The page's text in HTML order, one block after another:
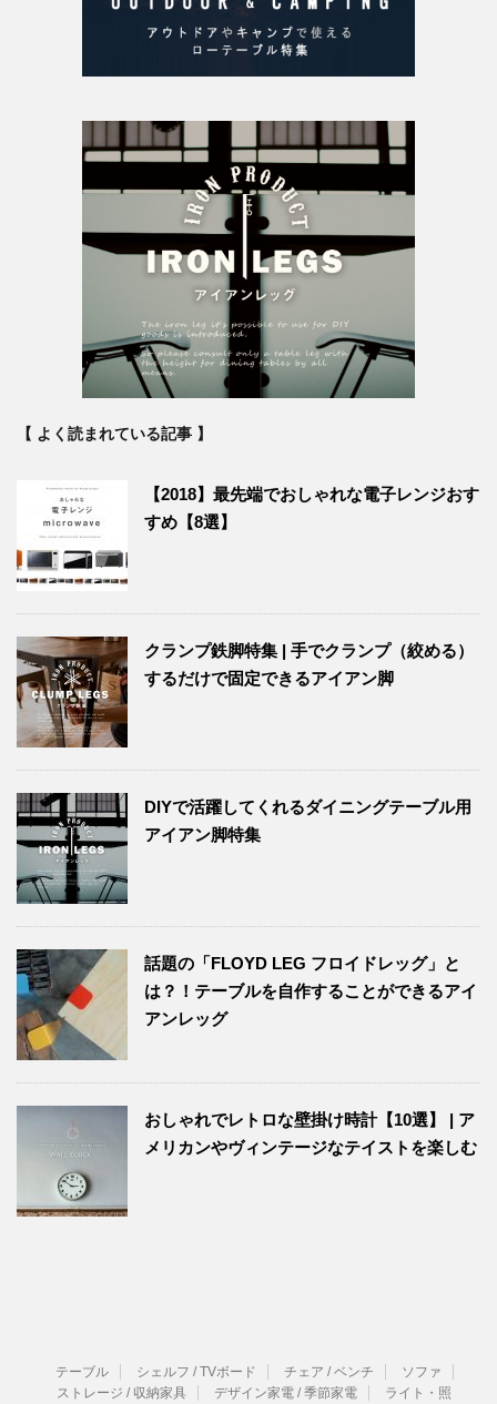
【 よく読まれている記事 】
【2018】最先端でおしゃれな電子レンジおす
すめ【8選】
クランプ鉄脚特集 | 手でクランプ（絞める）
するだけで固定できるアイアン脚
DIYで活躍してくれるダイニングテーブル用
アイアン脚特集
話題の「FLOYD LEG フロイドレッグ」と
は？！テーブルを自作することができるアイ
アンレッグ
おしゃれでレトロな壁掛け時計【10選】 | ア
メリカンやヴィンテージなテイストを楽しむ
テーブル シェルフ / TVボード チェア / ベンチ
ソファ
ストレージ / 収納家具
デザイン家電 / 季節家電 ライト・照